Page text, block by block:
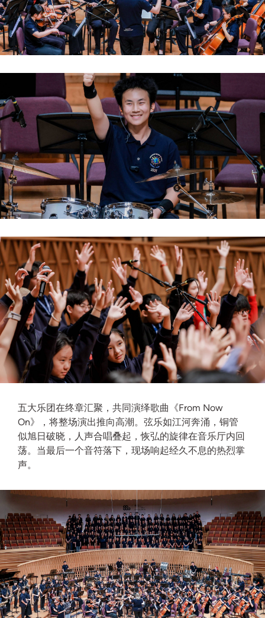
五大乐团在终章汇聚，共同演绎歌曲《From Now
On》，将整场演出推向高潮。弦乐如江河奔涌，铜管
似旭日破晓，人声合唱叠起，恢弘的旋律在音乐厅内回
荡。当最后一个音符落下，现场响起经久不息的热烈掌
声。